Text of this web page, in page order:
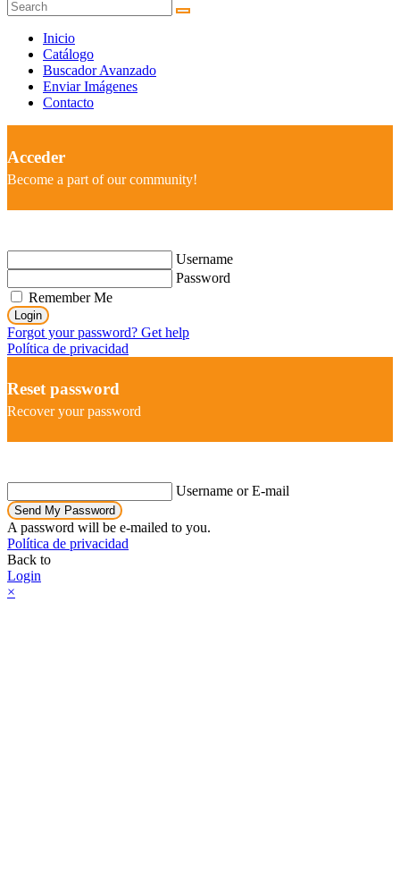
Inicio
Catálogo
Buscador Avanzado
Enviar Imágenes
Contacto
Acceder
Become a part of our community!
Username
Password
Remember Me
Login
Forgot your password? Get help
Política de privacidad
Reset password
Recover your password
Username or E-mail
Send My Password
A password will be e-mailed to you.
Política de privacidad
Back to
Login
×